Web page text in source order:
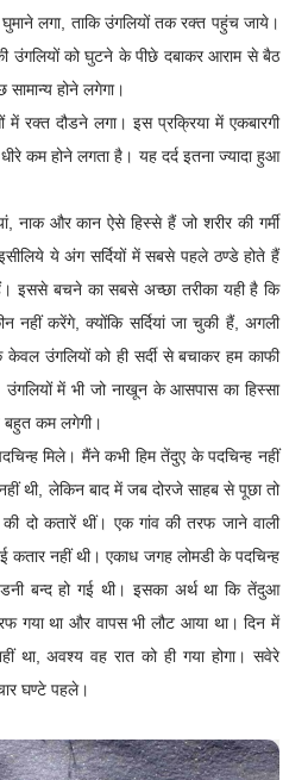
घुमाने लगा, ताकि उंगलियों तक रक्त पहुंच जाये।
उंगलियों को घुटने के पीछे दबाकर आराम से बैठ
होने लगेगा।
में रक्त दौडने लगा। इस प्रक्रिया में एकबारगी
धीरे कम होने लगता है। यह दर्द इतना ज्यादा हुआ
नाक और कान ऐसे हिस्से हैं जो शरीर की गर्मी
ये अंग सर्दियों में सबसे पहले ठण्डे होते हैं
इससे बचने का सबसे अच्छा तरीका यही है कि
करेंगे, क्योंकि सर्दियां जा चुकी हैं, अगली
उंगलियों को ही सर्दी से बचाकर हम काफी
में भी जो नाखून के आसपास का हिस्सा
कम लगेगी।
मिले। मैंने कभी हिम तेंदुए के पदचिन्ह नहीं
थी, लेकिन बाद में जब दोरजे साहब से पूछा तो
की दो कतारें थीं। एक गांव की तरफ जाने वाली
कतार नहीं थी। एकाध जगह लोमडी के पदचिन्ह
बन्द हो गई थी। इसका अर्थ था कि तेंदुआ
गया था और वापस भी लौट आया था। दिन में
था, अवश्य वह रात को ही गया होगा। सवेरे
घण्टे पहले।